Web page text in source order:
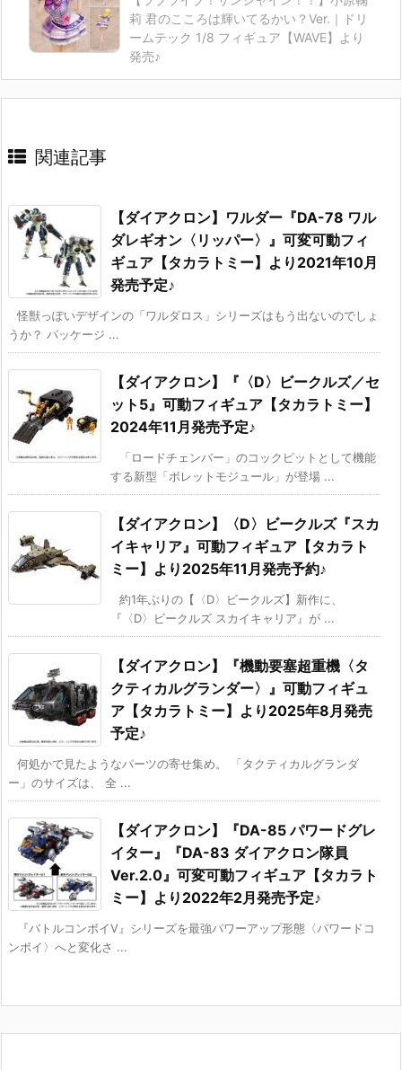
莉 君のこころは輝いてるかい？Ver.｜ドリ
ームテック 1/8 フィギュア【WAVE】より
発売♪
関連記事
【ダイアクロン】ワルダー『DA-78 ワル
ダレギオン〈リッパー〉』可変可動フィ
ギュア【タカラトミー】より2021年10月
発売予定♪
怪獣っぽいデザインの「ワルダロス」シリーズはもう出ないのでしょ
うか？ パッケージ ...
【ダイアクロン】『〈D〉ビークルズ／セ
ット5』可動フィギュア【タカラトミー】
2024年11月発売予定♪
「ロードチェンバー」のコックピットとして機能
する新型「ボレットモジュール」が登場 ...
【ダイアクロン】〈D〉ビークルズ『スカ
イキャリア』可動フィギュア【タカラト
ミー】より2025年11月発売予約♪
約1年ぶりの【〈D〉ビークルズ】新作に、
『〈D〉ビークルズ スカイキャリア』が ...
【ダイアクロン】『機動要塞超重機〈タ
クティカルグランダー〉』可動フィギュ
ア【タカラトミー】より2025年8月発売
予定♪
何処かで見たようなパーツの寄せ集め。 「タクティカルグランダ
ー」のサイズは、 全 ...
【ダイアクロン】『DA-85 パワードグレ
イター』『DA-83 ダイアクロン隊員
Ver.2.0』可変可動フィギュア【タカラト
ミー】より2022年2月発売予定♪
『バトルコンボイV』シリーズを最強パワーアップ形態〈パワードコ
ンボイ〉へと変化さ ...